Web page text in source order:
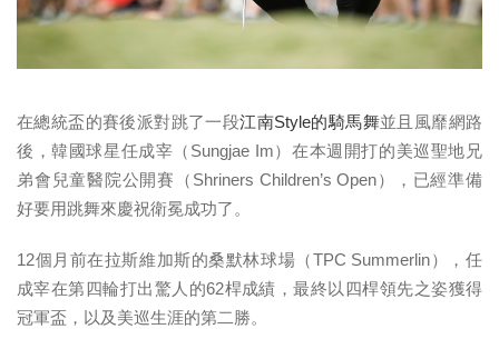
在總統盃的賽後派對跳了一段江南Style的騎馬舞並且風靡網路
後，韓國球星任成宰（Sungjae Im）在本週開打的美巡聖地兄
弟會兒童醫院公開賽（Shriners Children’s Open），已經準備
好要用跳舞來慶祝衛冕成功了。
12個月前在拉斯維加斯的桑默林球場（TPC Summerlin），任
成宰在第四輪打出驚人的62桿成績，最終以四桿領先之姿獲得
冠軍盃，以及美巡生涯的第二勝。